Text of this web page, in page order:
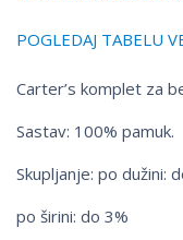
POGLEDAJ TABELU
Carter’s komplet za
Sastav: 100% pamuk.
Skupljanje: po dužini:
po širini: do 3%